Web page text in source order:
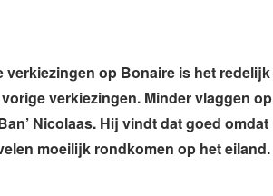
op Bonaire is het redelijk
verkiezingen. Minder vlaggen op
Nicolaas. Hij vindt dat goed omdat
moeilijk rondkomen op het eiland.